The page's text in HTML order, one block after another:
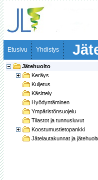
Etusivu Yhdistys
Jätehuolto
Keräys
Kuljetus
Käsittely
Hyödyntäminen
Ympäristönsuojelu
Tilastot ja tunnusluvut
Koostumustietopankki
Jätelautakunnat ja